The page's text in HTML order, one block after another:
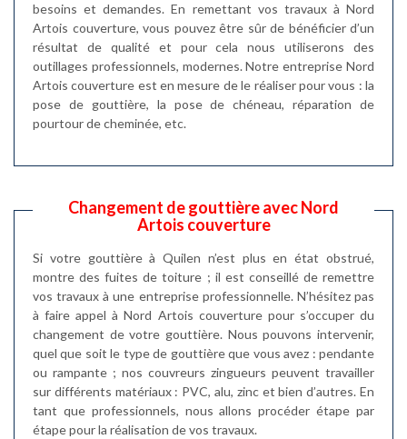
besoins et demandes. En remettant vos travaux à Nord
Artois couverture, vous pouvez être sûr de bénéficier d’un
résultat de qualité et pour cela nous utiliserons des
outillages professionnels, modernes. Notre entreprise Nord
Artois couverture est en mesure de le réaliser pour vous : la
pose de gouttière, la pose de chéneau, réparation de
pourtour de cheminée, etc.
Changement de gouttière avec Nord
Artois couverture
Si votre gouttière à Quilen n’est plus en état obstrué,
montre des fuites de toiture ; il est conseillé de remettre
vos travaux à une entreprise professionnelle. N’hésitez pas
à faire appel à Nord Artois couverture pour s’occuper du
changement de votre gouttière. Nous pouvons intervenir,
quel que soit le type de gouttière que vous avez : pendante
ou rampante ; nos couvreurs zingueurs peuvent travailler
sur différents matériaux : PVC, alu, zinc et bien d’autres. En
tant que professionnels, nous allons procéder étape par
étape pour la réalisation de vos travaux.